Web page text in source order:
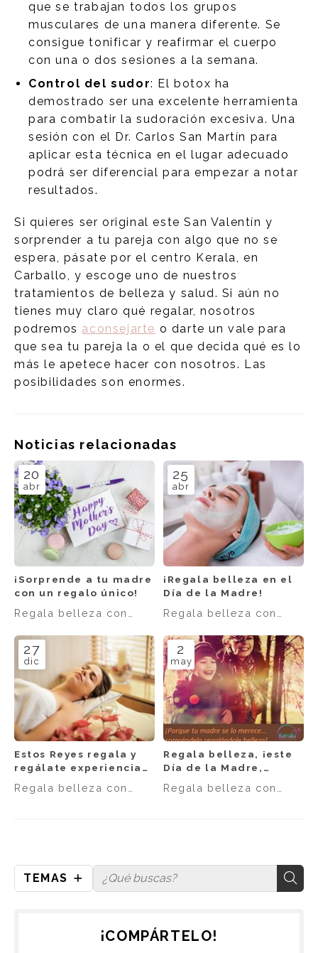
TEMAS
que se trabajan todos los grupos
musculares de una manera diferente. Se
consigue tonificar y reafirmar el cuerpo
con una o dos sesiones a la semana.
Control del sudor: El botox ha
demostrado ser una excelente herramienta
para combatir la sudoración excesiva. Una
sesión con el Dr. Carlos San Martín para
aplicar esta técnica en el lugar adecuado
podrá ser diferencial para empezar a notar
resultados.
Si quieres ser original este San Valentín y
sorprender a tu pareja con algo que no se
espera, pásate por el centro Kerala, en
Carballo, y escoge uno de nuestros
tratamientos de belleza y salud. Si aún no
tienes muy claro qué regalar, nosotros
podremos aconsejarte o darte un vale para
que sea tu pareja la o el que decida qué es lo
más le apetece hacer con nosotros. Las
posibilidades son enormes.
Noticias relacionadas
20
abr
¡Sorprende a tu madre
con un regalo único!
Regala belleza con
25
abr
¡Regala belleza en el
Día de la Madre!
Regala belleza con
27
dic
Estos Reyes regala y
regálate experiencias
Regala belleza con
2
may
Regala belleza, ¡este
Día de la Madre,
Regala belleza con
¡COMPÁRTELO!